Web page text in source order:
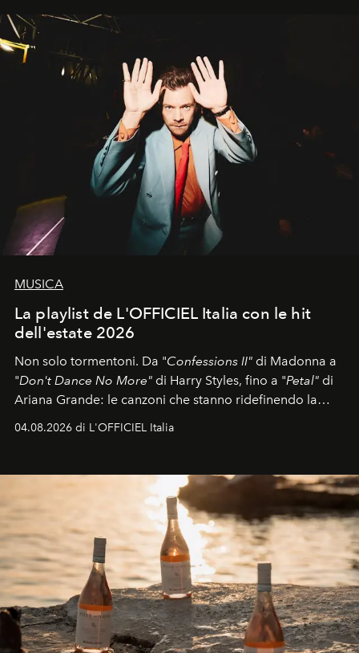
MUSICA
La playlist de L'OFFICIEL Italia con le hit
dell'estate 2026
Non solo tormentoni. Da "Confessions II" di Madonna a
"Don't Dance No More" di Harry Styles, fino a "Petal" di
Ariana Grande: le canzoni che stanno ridefinendo la
04.08.2026 di L'OFFICIEL Italia